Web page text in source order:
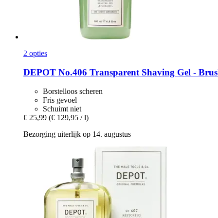
2 opties
DEPOT No.406 Transparent Shaving Gel -​
Borstelloos scheren
Fris gevoel
Schuimt niet
€ 25,99 (€ 129,95 / l)
Bezorging uiterlijk op 14. augustus